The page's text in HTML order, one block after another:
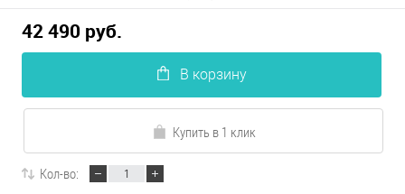
42 490 руб.
В корзину
Купить в 1 клик
Кол-во: